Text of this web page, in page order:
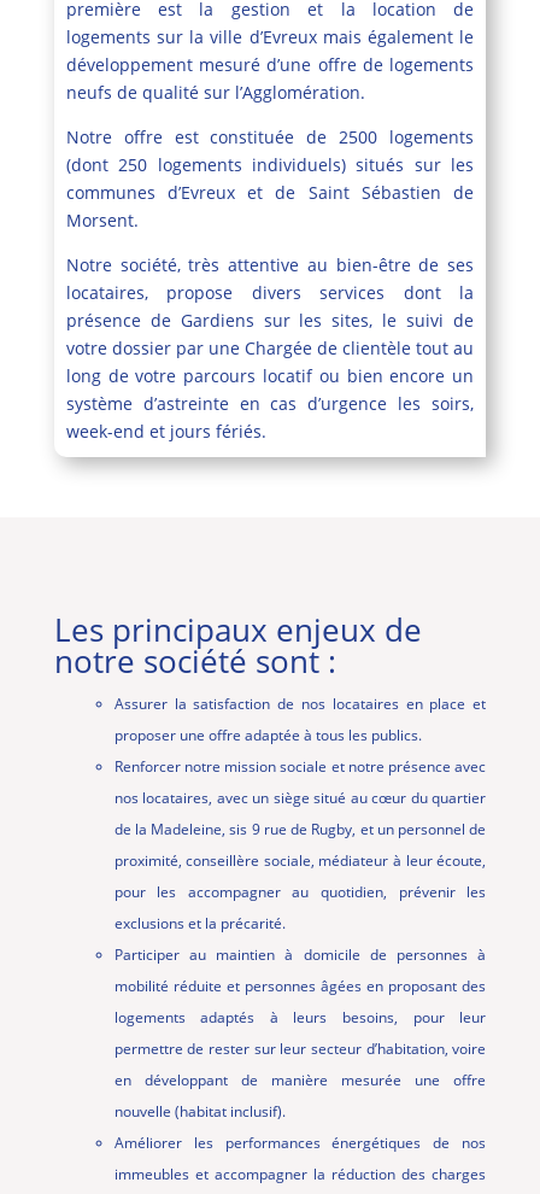
première est la gestion et la location de
logements sur la ville d’Evreux mais également le
développement mesuré d’une offre de logements
neufs de qualité sur l’Agglomération.
Notre offre est constituée de 2500 logements
(dont 250 logements individuels) situés sur les
communes d’Evreux et de Saint Sébastien de
Morsent.
Notre société, très attentive au bien-être de ses
locataires, propose divers services dont la
présence de Gardiens sur les sites, le suivi de
votre dossier par une Chargée de clientèle tout au
long de votre parcours locatif ou bien encore un
système d’astreinte en cas d’urgence les soirs,
week-end et jours fériés.
Les principaux enjeux de
notre société sont :
Assurer la satisfaction de nos locataires en place et
proposer une offre adaptée à tous les publics.
Renforcer notre mission sociale et notre présence avec
nos locataires, avec un siège situé au cœur du quartier
de la Madeleine, sis 9 rue de Rugby, et un personnel de
proximité, conseillère sociale, médiateur à leur écoute,
pour les accompagner au quotidien, prévenir les
exclusions et la précarité.
Participer au maintien à domicile de personnes à
mobilité réduite et personnes âgées en proposant des
logements adaptés à leurs besoins, pour leur
permettre de rester sur leur secteur d’habitation, voire
en développant de manière mesurée une offre
nouvelle (habitat inclusif).
Améliorer les performances énergétiquesde nos
immeubles et accompagner la réduction des charges